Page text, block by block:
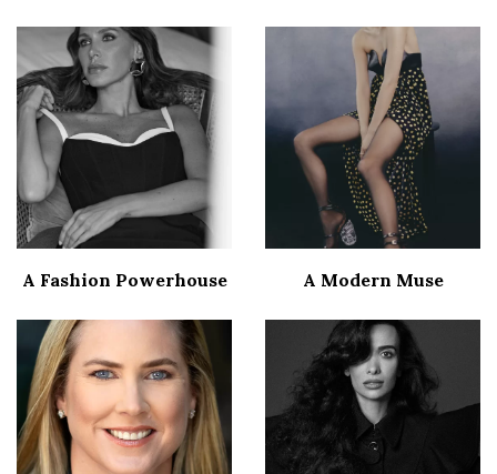
A Fashion Powerhouse A Modern Muse